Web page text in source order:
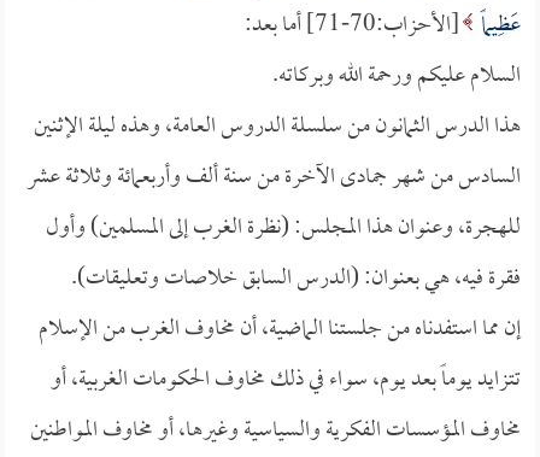
عَظِيماً [الأحزاب:70-71] أما بعد:
السلام عليكم ورحمة الله وبركاته.
هذا الدرس الثمانون من سلسلة الدروس العامة، وهذه ليلة الإثنين
السادس من شهر جمادى الآخرة من سنة ألف وأربعمائة وثلاثة عشر
للهجرة، وعنوان هذا المجلس: (نظرة الغرب إلى المسلمين) وأول
فقرة فيه، هي بعنوان: (الدرس السابق خلاصات وتعليقات).
إن مما استفدناه من جلستنا الماضية، أن مخاوف الغرب من الإسلام
تتزايد يوماً بعد يوم، سواء في ذلك مخاوف الحكومات الغربية، أو
مخاوف المؤسسات الفكرية والسياسية وغيرها، أو مخاوف المواطنين